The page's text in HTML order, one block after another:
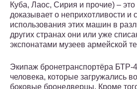
Куба, Лаос, Сирия и прочие) –
доказывает о неприхотливости и
использования этих машин в
других странах они или уже
экспонатами музеев армейской
Экипаж бронетранспортёра БТР-
человека, которые загружались
боковые бронедверцы. Кроме